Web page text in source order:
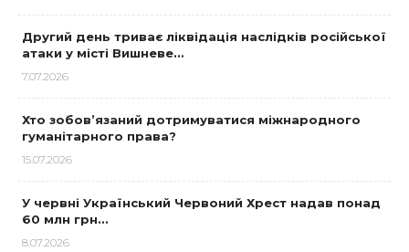
Другий день триває ліквідація наслідків російської
атаки у місті Вишневе…
7.07.2026
Хто зобов’язаний дотримуватися міжнародного
гуманітарного права?
15.07.2026
У червні Український Червоний Хрест надав понад
60 млн грн…
8.07.2026